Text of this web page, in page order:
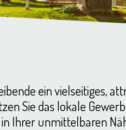
ein vielseitiges,
Sie das lokale
Ihrer unmittelbaren